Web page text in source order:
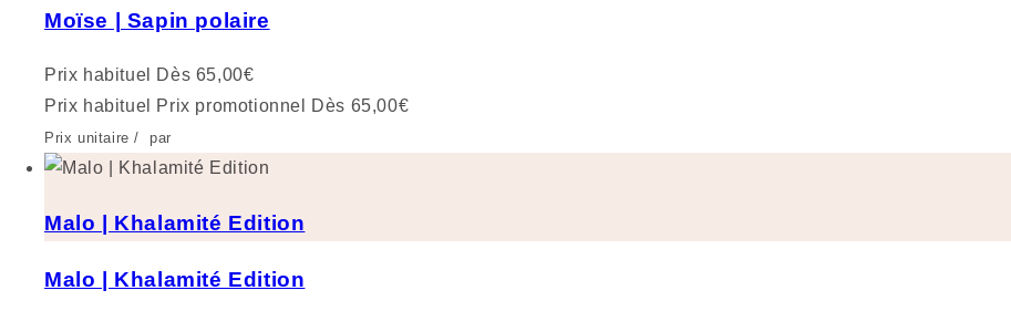
Moïse | Sapin polaire
Prix habituel
Dès 65,00€
Prix habituel
Prix promotionnel Dès 65,00€
Prix unitaire / par
Malo | Khalamité Edition
Malo | Khalamité Edition